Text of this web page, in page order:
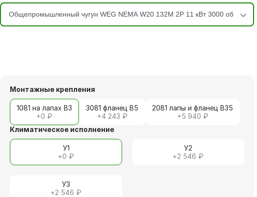
Монтажные крепления
1081 на лапах В3
+0 ₽
3081 фланец В5
+4 243 ₽
2081 лапы и фланец В35
+5 940 ₽
Климатическое исполнение
У1
+0 ₽
У2
+2 546 ₽
У3
+2 546 ₽